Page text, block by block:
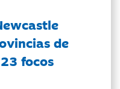
de
focos